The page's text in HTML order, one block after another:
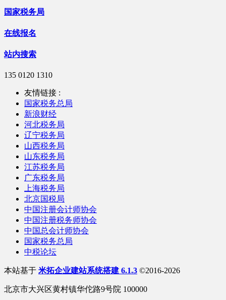
国家税务局
在线报名
站内搜索
135 0120 1310
友情链接 :
国家税务总局
新浪财经
河北税务局
辽宁税务局
山西税务局
山东税务局
江苏税务局
广东税务局
上海税务局
北京国税局
中国注册会计师协会
中国注册税务师协会
中国总会计师协会
国家税务总局
中税论坛
本站基于 米拓企业建站系统搭建 6.1.3 ©2016-2026
北京市大兴区黄村镇华佗路9号院 100000